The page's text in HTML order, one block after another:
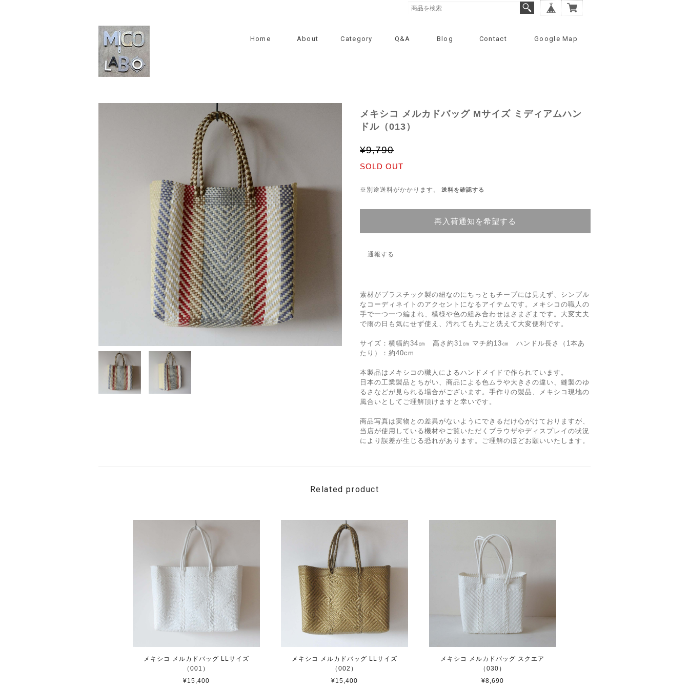
Home About Category Q&A Blog Contact Google Map
メキシコ メルカドバッグ Mサイズ ミディアムハン
ドル（013）
¥9,790
SOLD OUT
※別途送料がかかります。 送料を確認する
再入荷通知を希望する
通報する
素材がプラスチック製の紐なのにちっともチープには見えず、シンプル
なコーディネイトのアクセントになるアイテムです。メキシコの職人の
手で一つ一つ編まれ、模様や色の組み合わせはさまざまです。大変丈夫
で雨の日も気にせず使え、汚れても丸ごと洗えて大変便利です。
サイズ：横幅約34㎝ 高さ約31㎝ マチ約13㎝ ハンドル長さ（1本あ
たり）：約40cm
本製品はメキシコの職人によるハンドメイドで作られています。
日本の工業製品とちがい、商品による色ムラや大きさの違い、縫製のゆ
るさなどが見られる場合がございます。手作りの製品、メキシコ現地の
風合いとしてご理解頂けますと幸いです。
商品写真は実物との差異がないようにできるだけ心がけておりますが、
当店が使用している機材やご覧いただくブラウザやディスプレイの状況
により誤差が生じる恐れがあります。ご理解のほどお願いいたします。
Related product
メキシコ メルカドバッグ LLサイズ
（001）
¥15,400
メキシコ メルカドバッグ LLサイズ
（002）
¥15,400
メキシコ メルカドバッグ スクエア
（030）
¥8,690